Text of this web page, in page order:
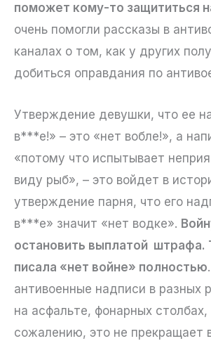
поможет кому-то защититься
очень помогли рассказы в
каналах о том, как у других
добиться оправдания по
Утверждение девушки, что ее
в***е!» – это «нет вобле!», а
«потому что испытывает
виду рыб», – это войдет в
утверждение парня, что его
в***е» значит «нет водке».
остановить выплатой штрафа.
писала «нет войне» полностью
антивоенные надписи в разных
на асфальте, фонарных столбах,
сожалению, это не прекращает